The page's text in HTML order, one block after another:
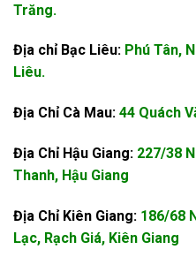
Trăng.
Địa chỉ Bạc Liêu: Phú Tân,
Liêu.
Địa Chỉ Cà Mau: 44 Quách
Địa Chỉ Hậu Giang: 227/38
Thanh, Hậu Giang
Địa Chỉ Kiên Giang: 186/68
Lạc, Rạch Giá, Kiên Giang